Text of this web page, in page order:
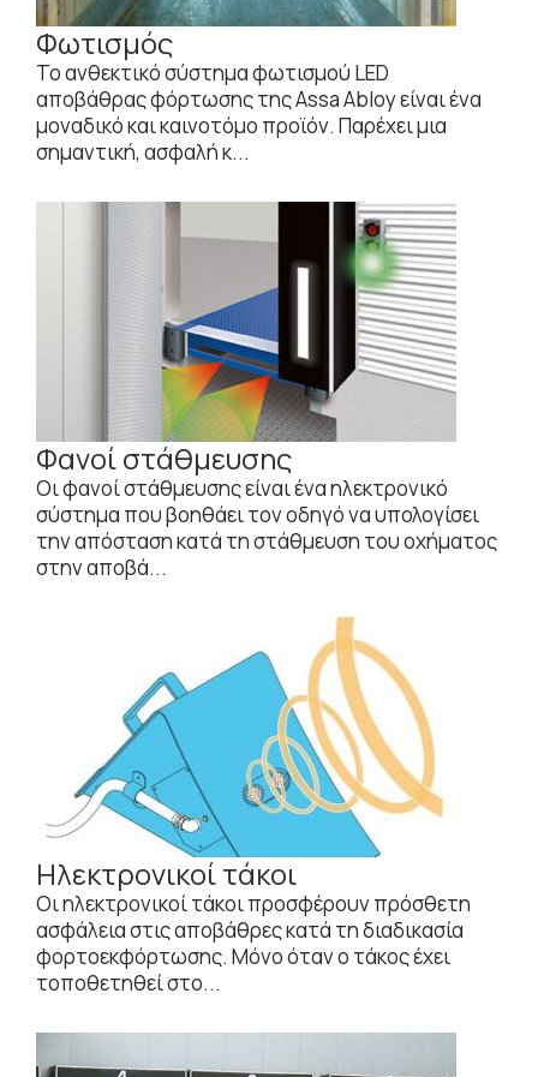
Φωτισμός
Το ανθεκτικό σύστημα φωτισμού LED
αποβάθρας φόρτωσης της Assa Abloy είναι ένα
μοναδικό και καινοτόμο προϊόν. Παρέχει μια
σημαντική, ασφαλή κ...
Φανοί στάθμευσης
Οι φανοί στάθμευσης είναι ένα ηλεκτρονικό
σύστημα που βοηθάει τον οδηγό να υπολογίσει
την απόσταση κατά τη στάθμευση του οχήματος
στην αποβά...
Ηλεκτρονικοί τάκοι
Οι ηλεκτρονικοί τάκοι προσφέρουν πρόσθετη
ασφάλεια στις αποβάθρες κατά τη διαδικασία
φορτοεκφόρτωσης. Μόνο όταν ο τάκος έχει
τοποθετηθεί στο...